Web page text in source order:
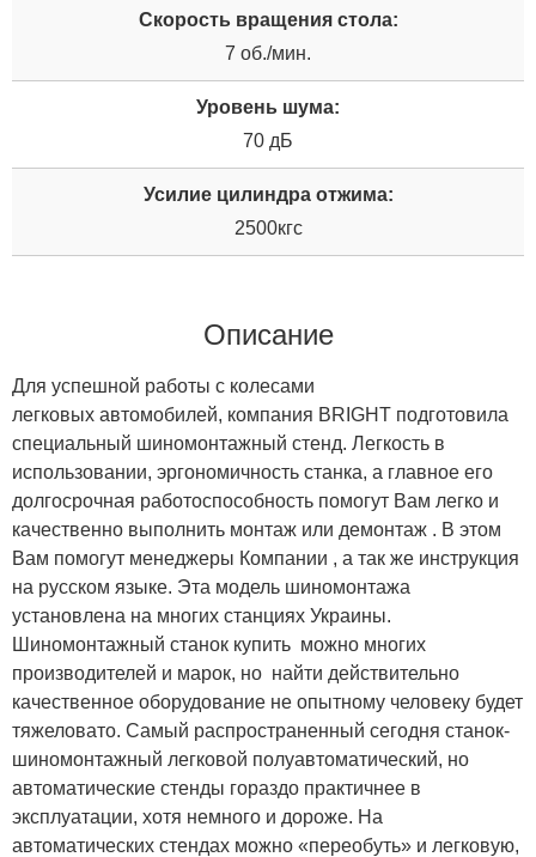
Скорость вращения стола:
7 об./мин.
Уровень шума:
70 дБ
Усилие цилиндра отжима:
2500кгс
Описание
Для успешной работы с колесами
легковых автомобилей, компания BRIGHT подготовила
специальный шиномонтажный стенд. Легкость в
использовании, эргономичность станка, а главное его
долгосрочная работоспособность помогут Вам легко и
качественно выполнить монтаж или демонтаж . В этом
Вам помогут менеджеры Компании , а так же инструкция
на русском языке. Эта модель шиномонтажа
установлена на многих станциях Украины.
Шиномонтажный станок купить можно многих
производителей и марок, но найти действительно
качественное оборудование не опытному человеку будет
тяжеловато. Самый распространенный сегодня станок-
шиномонтажный легковой полуавтоматический, но
автоматические стенды гораздо практичнее в
эксплуатации, хотя немного и дороже. На
автоматических стендах можно «переобуть» и легковую,